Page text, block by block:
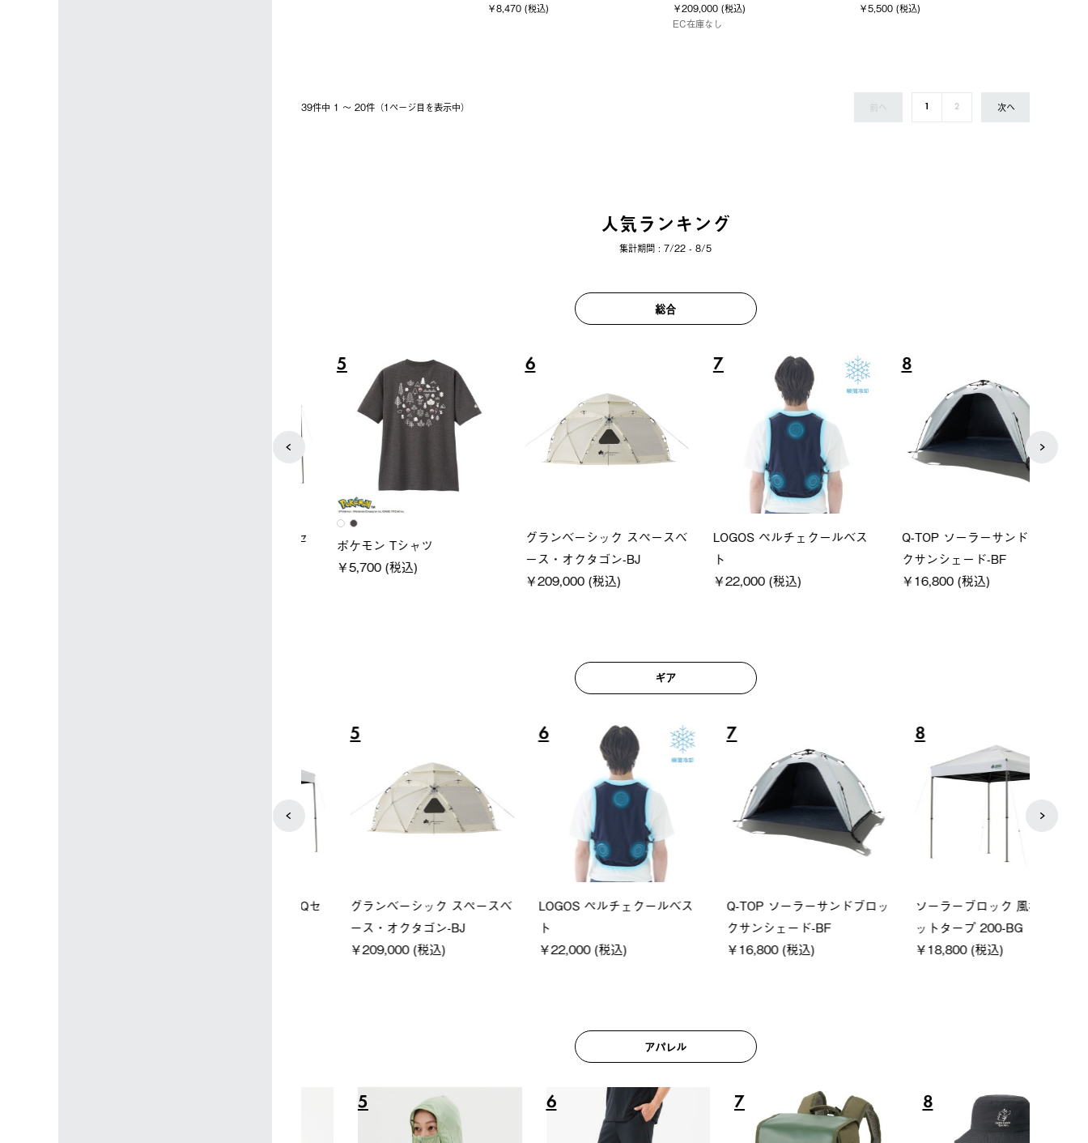
￥8,470 (税込)
￥209,000 (税込)
EC在庫なし
￥5,500 (税込)
39件中 1 〜 20件（1ページ⽬を表⽰中） 前へ 1 2 次へ
人気ランキング
集計期間 : 7/22 - 8/5
総合
ポケモン Tシャツ
￥5,700 (税込)
グランベーシック スペースベ
ース・オクタゴン-BJ
￥209,000 (税込)
LOGOS ペルチェクールベス
￥22,000 (税込)
8
Q-TOP ソーラーサンドブロッ
クサンシェード-BF
￥16,800 (税込)
ギア
グランベーシック スペースベ
ース・オクタゴン-BJ
￥209,000 (税込)
LOGOS ペルチェクールベス
￥22,000 (税込)
7
Q-TOP ソーラーサンドブロッ
クサンシェード-BF
￥16,800 (税込)
ソーラーブロック 風抜きQセ
ットタープ 200-BG
￥18,800 (税込)
アパレル
8